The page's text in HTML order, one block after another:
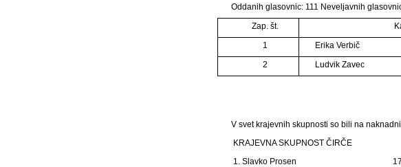
Oddanih glasovnic: 111 Neveljavnih
Zap. št.
1
Erika Verbič
2
Ludvik Zavec
V svet krajevnih skupnosti so bili na
KRAJEVNA SKUPNOST ČIRČE
1. Slavko Prosen